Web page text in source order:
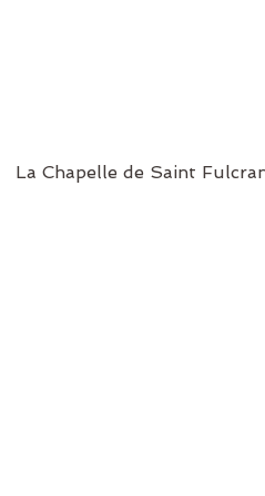
La Chapelle de Saint